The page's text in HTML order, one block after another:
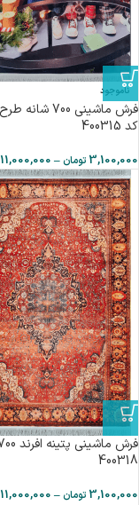
ناموجود
كد 400315
3,100,000 تومان–
11,000,000
400318
3,100,000 تومان–
11,000,000